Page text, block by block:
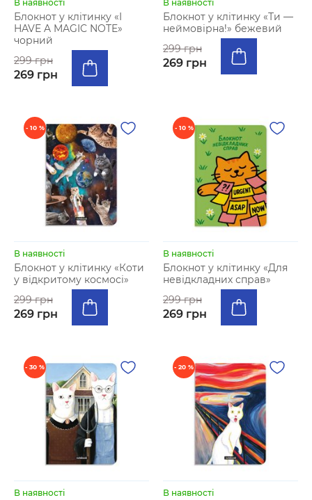
В наявності
Блокнот у клітинку «I
HAVE A MAGIC NOTE»
чорний
299 грн
269 грн
В наявності
Блокнот у клітинку «Ти —
неймовірна!» бежевий
299 грн
269 грн
- 10 %
В наявності
Блокнот у клiтинку «Коти
у відкритому космосі»
299 грн
269 грн
- 10 %
В наявності
Блокнот у клітинку «Для
невідкладних справ»
299 грн
269 грн
- 30 %
В наявності
- 20 %
В наявності